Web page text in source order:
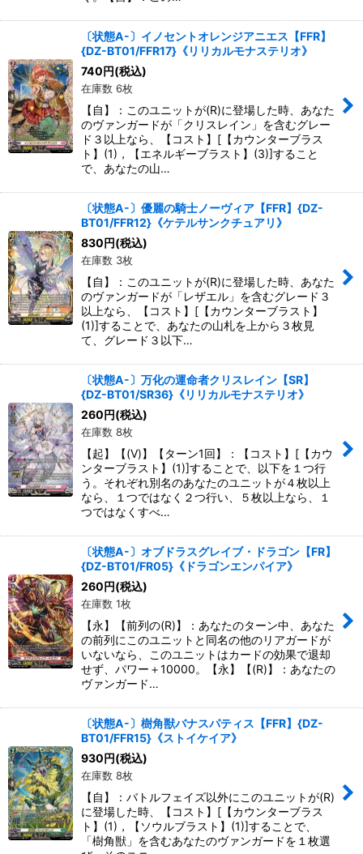
〔状態A-〕イノセントオレンジアニエス【FFR】
{DZ-BT01/FFR17}《リリカルモナステリオ》
740円(税込)
在庫数 6枚
【自】：このユニットが(R)に登場した時、あなた
のヴァンガードが「クリスレイン」を含むグレー
ド３以上なら、【コスト】[【カウンターブラス
ト】(1)，【エネルギーブラスト】(3)]すること
で、あなたの山…
〔状態A-〕優麗の騎士ノーヴィア【FFR】{DZ-
BT01/FFR12}《ケテルサンクチュアリ》
830円(税込)
在庫数 3枚
【自】：このユニットが(R)に登場した時、あなた
のヴァンガードが「レザエル」を含むグレード３
以上なら、【コスト】[【カウンターブラスト】
(1)]することで、あなたの山札を上から３枚見
て、グレード３以下…
〔状態A-〕万化の運命者クリスレイン【SR】
{DZ-BT01/SR36}《リリカルモナステリオ》
260円(税込)
在庫数 8枚
【起】【(V)】【ターン1回】：【コスト】[【カウ
ンターブラスト】(1)]することで、以下を１つ行
う。それぞれ別名のあなたのユニットが４枚以上
なら、１つではなく２つ行い、５枚以上なら、１
つではなくすべ…
〔状態A-〕オブドラスグレイブ・ドラゴン【FR】
{DZ-BT01/FR05}《ドラゴンエンパイア》
260円(税込)
在庫数 1枚
【永】【前列の(R)】：あなたのターン中、あなた
の前列にこのユニットと同名の他のリアガードが
いないなら、このユニットはカードの効果で退却
せず、パワー＋10000。【永】【(R)】：あなたの
ヴァンガード…
〔状態A-〕樹角獣バナスパティス【FFR】{DZ-
BT01/FFR15}《ストイケイア》
930円(税込)
在庫数 8枚
【自】：バトルフェイズ以外にこのユニットが(R)
に登場した時、【コスト】[【カウンターブラス
ト】(1)，【ソウルブラスト】(1)]することで、
「樹角獣」を含むあなたのヴァンガードを１枚選